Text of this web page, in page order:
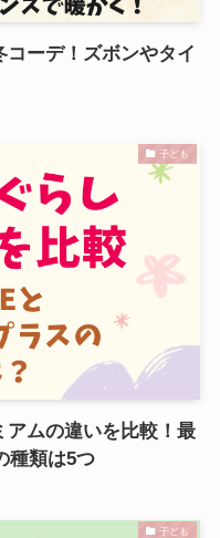
コーデ！ズボンやタイ
子ども
ムの違いを比較！最
種類は5つ
子ども